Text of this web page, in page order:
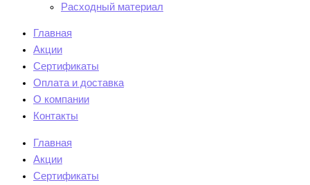
Расходный материал
Главная
Акции
Сертификаты
Оплата и доставка
О компании
Контакты
Главная
Акции
Сертификаты